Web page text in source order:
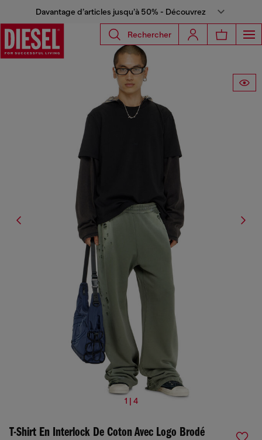
Davantage d’articles jusqu’à 50% - Découvrez
Rechercher
1 | 4
T-Shirt En Interlock De Coton Avec Logo Brodé